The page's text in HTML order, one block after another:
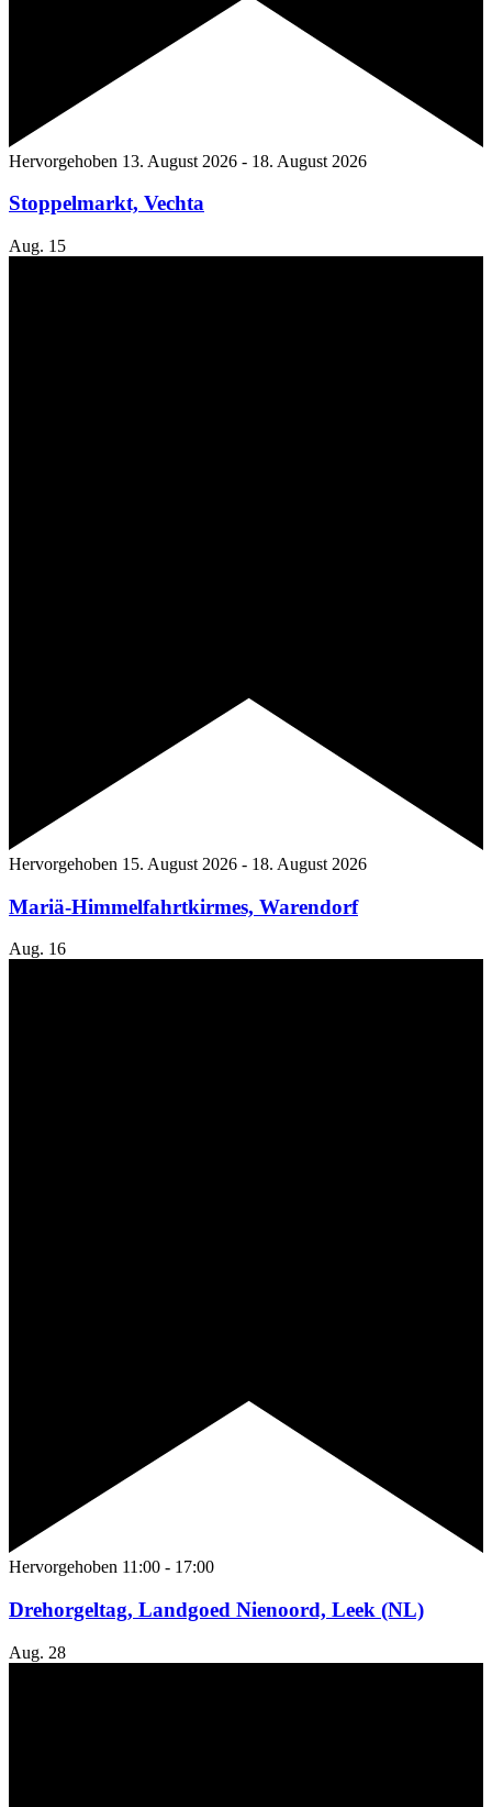
Hervorgehoben 13. August 2026 - 18. August 2026
Stoppelmarkt, Vechta
Aug. 15
Hervorgehoben 15. August 2026 - 18. August 2026
Mariä-Himmelfahrtkirmes, Warendorf
Aug. 16
Hervorgehoben 11:00 - 17:00
Drehorgeltag, Landgoed Nienoord, Leek (NL)
Aug. 28